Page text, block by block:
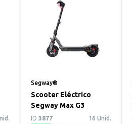
Segway®
Scooter Eléctrico
Segway Max G3
ID 3877
16 Unid.